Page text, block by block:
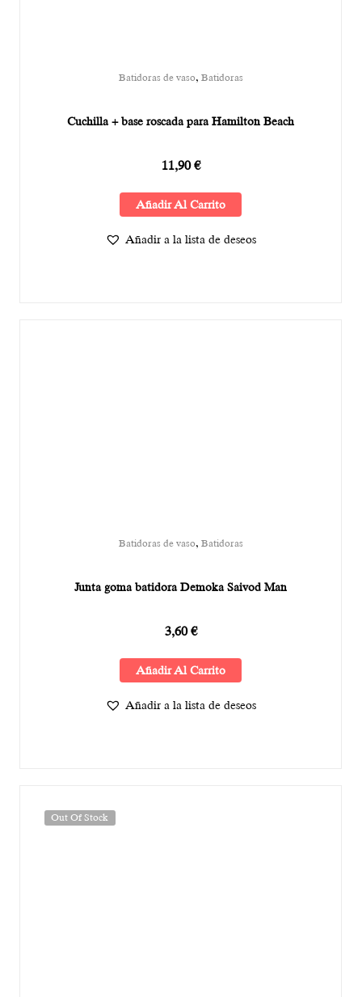
Batidoras de vaso, Batidoras
Cuchilla + base roscada para Hamilton Beach
11,90€
Añadir Al Carrito
Añadir a la lista de deseos
Batidoras de vaso, Batidoras
Junta goma batidora Demoka Saivod Man
3,60€
Añadir Al Carrito
Añadir a la lista de deseos
Out Of Stock